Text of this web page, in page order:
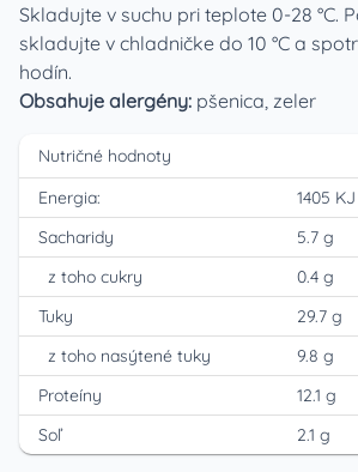
Skladujte v suchu pri teplote 0-28 °C.
skladujte v chladničke do 10 °C a
hodín.
Obsahuje alergény: pšenica, zeler
Nutričné hodnoty
Energia:
1405 KJ
Sacharidy
5.7 g
z toho cukry
0.4 g
Tuky
29.7 g
z toho nasýtené tuky
9.8 g
Proteíny
12.1 g
Soľ
2.1 g